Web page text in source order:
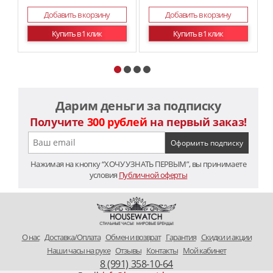
Добавить в корзину
Купить в 1 клик
Добавить в корзину
Купить в 1 клик
Дарим деньги за подписку
Получите 300 рублей на первый заказ!
Нажимая на кнопку “ХОЧУ УЗНАТЬ ПЕРВЫМ”, вы принимаете
условия Публичной оферты
O нас Доставка/Оплата Обмен и возврат Гарантия Скидки и акции
Наши часы на руке Отзывы Контакты Мой кабинет
8 (991) 358-10-64